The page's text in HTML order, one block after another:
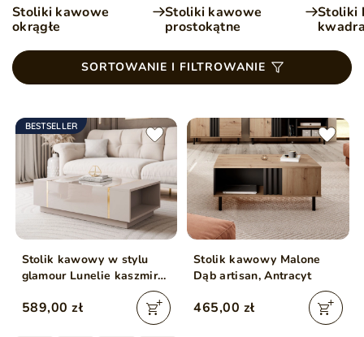
Stoliki kawowe
okrągłe
Stoliki kawowe
prostokątne
Stoliki
SORTOWANIE I FILTROWANIE
BESTSELLER
Stolik kawowy w stylu
glamour Lunelie kaszmir
589,00 zł
Stolik kawowy Malone
Dąb artisan, Antracyt
465,00 zł